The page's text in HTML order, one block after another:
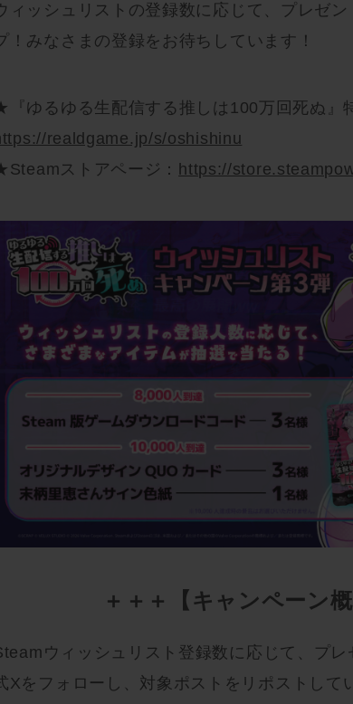
ィッシュリストの登録数に応じて、プレゼ
！みなさまの登録をお待ちしています！
『ゆるゆる生配信する推しは100万回死ぬ』
realdgame.jp/s/oshishinu
ストアページ： https://
＋＋＋【キャンペーン
ウィッシュリスト登録数に応じて、プ
Xをフォローし、対象ポストをリポストして